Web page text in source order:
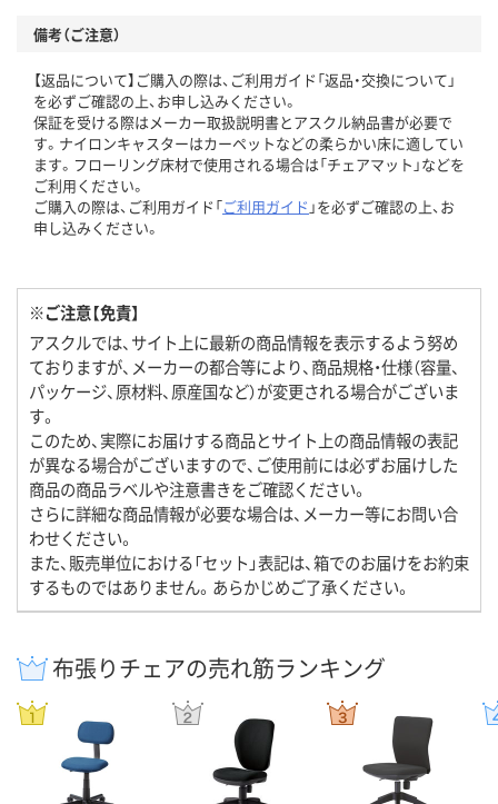
備考（ご注意）
【返品について】ご購入の際は、ご利用ガイド「返品・交換について」
を必ずご確認の上、お申し込みください。
保証を受ける際はメーカー取扱説明書とアスクル納品書が必要で
す。ナイロンキャスターはカーペットなどの柔らかい床に適してい
ます。フローリング床材で使用される場合は「チェアマット」などを
ご利用ください。
ご購入の際は、ご利用ガイド「ご利用ガイド 」を必ずご確認の上、お
申し込みください。
※ご注意【免責】
アスクルでは、サイト上に最新の商品情報を表示するよう努め
ておりますが、メーカーの都合等により、商品規格・仕様（容量、
パッケージ、原材料、原産国など）が変更される場合がございま
す。
このため、実際にお届けする商品とサイト上の商品情報の表記
が異なる場合がございますので、ご使用前には必ずお届けした
商品の商品ラベルや注意書きをご確認ください。
さらに詳細な商品情報が必要な場合は、メーカー等にお問い合
わせください。
また、販売単位における「セット」表記は、箱でのお届けをお約束
するものではありません。あらかじめご了承ください。
布張りチェアの売れ筋ランキング